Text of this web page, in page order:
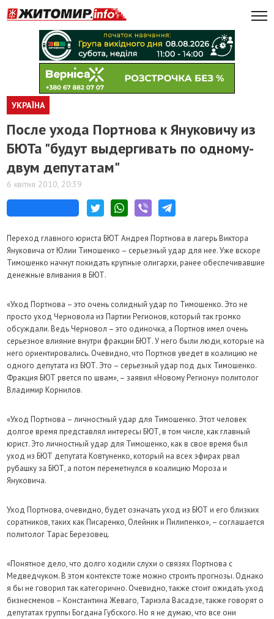
УКРАЇНА
После ухода Портнова к Януковичу из
БЮТа "будут выдергивать по одному-
двум депутатам"
6 квітня 2010, 20:39
Переход главного юриста БЮТ Андрея Портнова в лагерь Виктора
Януковича от Юлии Тимошенко – серьезный удар для нее. Уже вскоре
Тимошенко начнут покидать крупные олигархи, ранее обеспечивавшие
денежные вливания в БЮТ.
«Уход Портнова – это очень солидный удар по Тимошенко. Это не
просто уход Черновола из Партии Регионов, который так громко
обсуждали. Ведь Черновол – это одиночка, а Портнов имел очень
серьезное влияние внутри фракции БЮТ. У него были люди, которые на
него ориентировались. Очевидно, что Портнов уведет в коалицию не
одного депутата из БЮТ. Это – серьезный удар под дых Тимошенко.
Фракция БЮТ рвется по швам», – заявил «Новому Региону» политолог
Владимир Корнилов.
«Уход Портнова – личностный удар для Тимошенко. Этот человек
долгое время представлял интересы БЮТ, в том числе, как главный
юрист. Это личностный удар для Тимошенко, как в свое время был
уход из БЮТ депутата Ковтуненко, который на всех эфирах рвал
рубашку за БЮТ, а потом переметнулся в коалицию Мороза и
Януковича.
Уход Портнова, очевидно, будет означать уход из БЮТ и его близких
соратников, таких как Писаренко, Олейник и Пилипенко», – соглашается
политолог Тарас Березовец.
«Понятное дело, что долго ходили слухи о связях Портнова с
Медведчуком. В этом контексте тоже можно строить прогнозы. Однако
я бы не говорил так категорично. Очевидно, также стоит ожидать уход
бизнесменов – Константина Жеваго, Тариэла Васадзе, также говорят о
депутатах группы Богдана Губского. Но я не думаю, что все они